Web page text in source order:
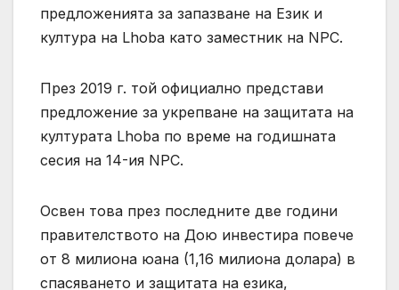
предложенията за запазване на Език и
култура на Lhoba като заместник на NPC.
През 2019 г. той официално представи
предложение за укрепване на защитата на
културата Lhoba по време на годишната
сесия на 14-ия NPC.
Освен това през последните две години
правителството на Дою инвестира повече
от 8 милиона юана (1,16 милиона долара) в
спасяването и защитата на езика,